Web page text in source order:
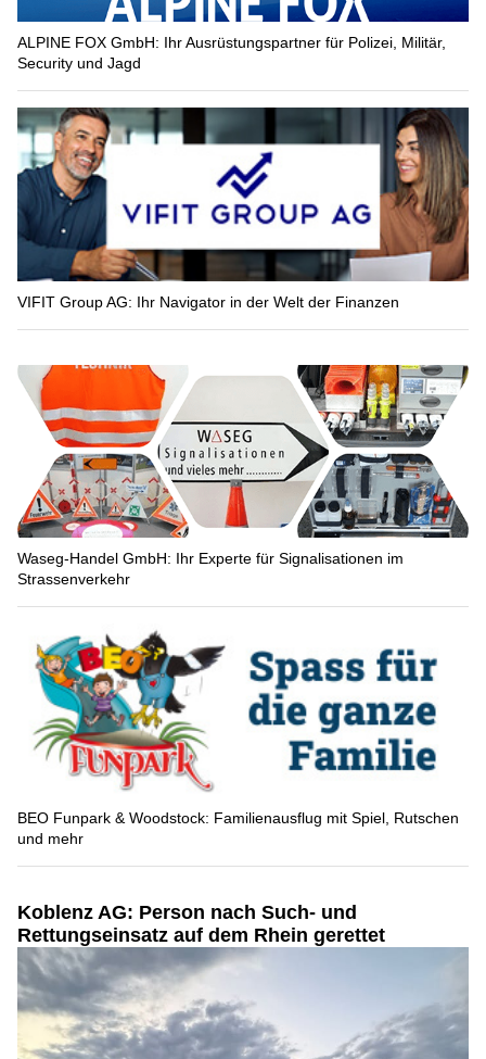
ALPINE FOX GmbH: Ihr Ausrüstungspartner für Polizei, Militär,
Security und Jagd
VIFIT Group AG: Ihr Navigator in der Welt der Finanzen
Waseg-Handel GmbH: Ihr Experte für Signalisationen im
Strassenverkehr
BEO Funpark & Woodstock: Familienausflug mit Spiel, Rutschen
und mehr
Koblenz AG: Person nach Such- und
Rettungseinsatz auf dem Rhein gerettet